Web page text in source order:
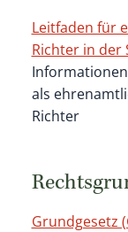
Leitfaden für
Richter in der
als
Richter
Grundgesetz